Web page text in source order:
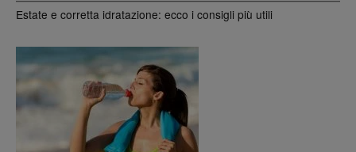
Estate e corretta idratazione: ecco i consigli più utili